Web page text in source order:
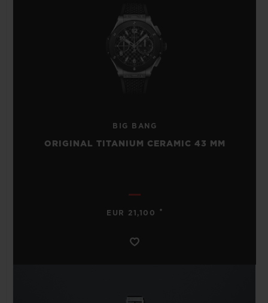
BIG BANG
ORIGINAL TITANIUM CERAMIC 43 MM
EUR 21,100 •